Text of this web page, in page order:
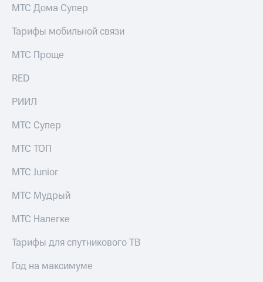
С картой
МТС
Деньги
МТС
и
номер
Настройки
автоплатежа
номер
оператора
Обзоры
товаров
Скидки
до 40%
на смартфоны
МТС Дома Супер
Тарифы мобильной связи
МТС Проще
RED
РИИЛ
МТС Супер
МТС ТОП
МТС Junior
МТС Мудрый
МТС Налегке
Тарифы для спутникового ТВ
Год на максимуме